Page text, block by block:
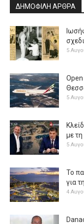
ΔΗΜΟΦΙΛΗ ΑΡΘΡΑ
5
5
με
5
Το
για
4